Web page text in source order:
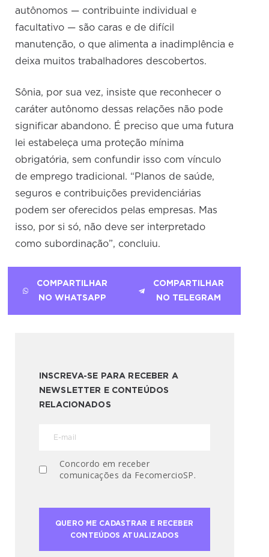
autônomos — contribuinte individual e
facultativo — são caras e de difícil
manutenção, o que alimenta a inadimplência e
deixa muitos trabalhadores descobertos.
Sônia, por sua vez, insiste que reconhecer o
caráter autônomo dessas relações não pode
significar abandono. É preciso que uma futura
lei estabeleça uma proteção mínima
obrigatória, sem confundir isso com vínculo
de emprego tradicional. “Planos de saúde,
seguros e contribuições previdenciárias
podem ser oferecidos pelas empresas. Mas
isso, por si só, não deve ser interpretado
como subordinação”, concluiu.
COMPARTILHAR
NO WHATSAPP
COMPARTILHAR
NO TELEGRAM
INSCREVA-SE PARA RECEBER A
NEWSLETTER E CONTEÚDOS
RELACIONADOS
Concordo em receber
comunicações da FecomercioSP.